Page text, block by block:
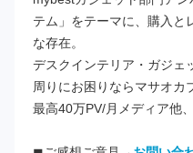
テム」をテーマに、購入と
な存在。
デスクインテリア・ガジェ
周りにお困りならマサオカ
最高40万PV/月メディア他